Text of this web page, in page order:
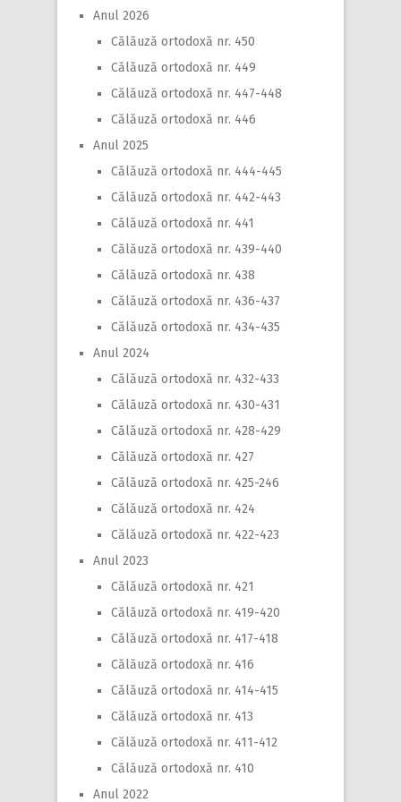
Anul 2026
Călăuză ortodoxă nr. 450
Călăuză ortodoxă nr. 449
Călăuză ortodoxă nr. 447-448
Călăuză ortodoxă nr. 446
Anul 2025
Călăuză ortodoxă nr. 444-445
Călăuză ortodoxă nr. 442-443
Călăuză ortodoxă nr. 441
Călăuză ortodoxă nr. 439-440
Călăuză ortodoxă nr. 438
Călăuză ortodoxă nr. 436-437
Călăuză ortodoxă nr. 434-435
Anul 2024
Călăuză ortodoxă nr. 432-433
Călăuză ortodoxă nr. 430-431
Călăuză ortodoxă nr. 428-429
Călăuză ortodoxă nr. 427
Călăuză ortodoxă nr. 425-246
Călăuză ortodoxă nr. 424
Călăuză ortodoxă nr. 422-423
Anul 2023
Călăuză ortodoxă nr. 421
Călăuză ortodoxă nr. 419-420
Călăuză ortodoxă nr. 417-418
Călăuză ortodoxă nr. 416
Călăuză ortodoxă nr. 414-415
Călăuză ortodoxă nr. 413
Călăuză ortodoxă nr. 411-412
Călăuză ortodoxă nr. 410
Anul 2022